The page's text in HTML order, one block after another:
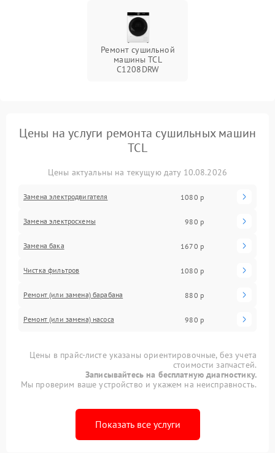
Ремонт сушильной
машины TCL
C1208DRW
Цены на услуги ремонта сушильных машин
TCL
Цены актуальны на текущую дату 10.08.2026
Замена электродвигателя 1080 р
Замена электросхемы 980 р
Замена бака 1670 р
Чистка фильтров 1080 р
Ремонт (или замена) барабана 880 р
Ремонт (или замена) насоса 980 р
Цены в прайс-листе указаны ориентировочные, без учета
стоимости запчастей.
Записывайтесь на бесплатную диагностику.
Мы проверим ваше устройство и укажем на неисправность.
Показать все услуги